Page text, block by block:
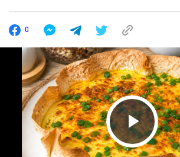
0
Play